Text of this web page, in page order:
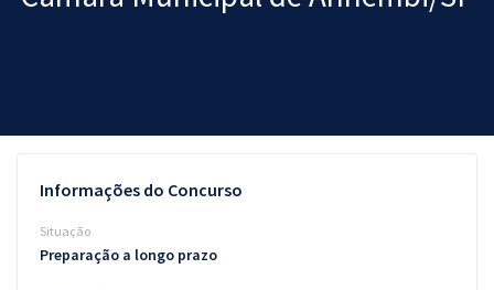
Questões grátis
Informações do Concurso
Situação
Preparação a longo prazo